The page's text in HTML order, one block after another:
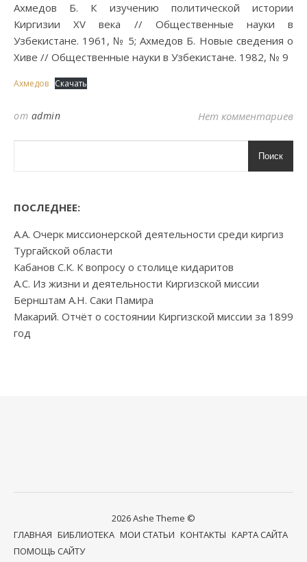
Ахмедов Б. К изучению политической истории
Киргизии XV века // Общественные науки в
Узбекистане. 1961, № 5; Ахмедов Б. Новые сведения о
Хиве // Общественные науки в Узбекистане. 1982, № 9
Ахмедов Скачать
от admin Нет комментариев
Поиск
ПОСЛЕДНЕЕ:
А.А. Очерк миссионерской деятельности среди киргиз
Тургайской области
Кабанов С.К. К вопросу о столице кидаритов
А.С. Из жизни и деятельности Киргизской миссии
Бернштам А.Н. Саки Памира
Макарий. Отчёт о состоянии Киргизской миссии за 1899
год
2026 Ashe Theme ©
ГЛАВНАЯ БИБЛИОТЕКА МОИ СТАТЬИ КОНТАКТЫ КАРТА САЙТА
ПОМОЩЬ САЙТУ